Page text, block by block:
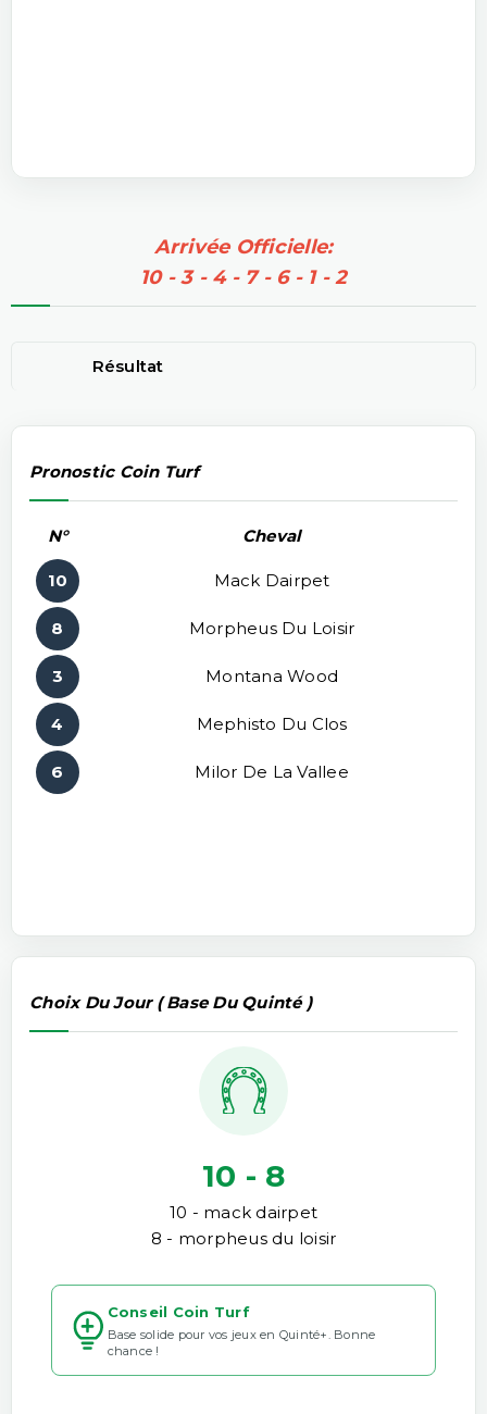
Arrivée Officielle:
10 - 3 - 4 - 7 - 6 - 1 - 2
Résultat
Pronostic Coin Turf
N° Cheval
10 Mack Dairpet
8 Morpheus Du Loisir
3 Montana Wood
4 Mephisto Du Clos
6 Milor De La Vallee
Choix Du Jour ( Base Du Quinté )
10 - 8
10 - mack dairpet
8 - morpheus du loisir
Conseil Coin Turf
Base solide pour vos jeux en Quinté+. Bonne
chance !